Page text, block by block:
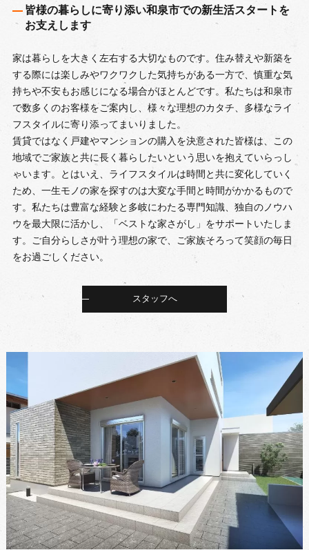
皆様の暮らしに寄り添い和泉市での新生活スタートを
お支えします
家は暮らしを大きく左右する大切なものです。住み替えや新築を
する際には楽しみやワクワクした気持ちがある一方で、慎重な気
持ちや不安もお感じになる場合がほとんどです。私たちは和泉市
で数多くのお客様をご案内し、様々な理想のカタチ、多様なライ
フスタイルに寄り添ってまいりました。
賃貸ではなく戸建やマンションの購入を決意された皆様は、この
地域でご家族と共に長く暮らしたいという思いを抱えていらっし
ゃいます。とはいえ、ライフスタイルは時間と共に変化していく
ため、一生モノの家を探すのは大変な手間と時間がかかるもので
す。私たちは豊富な経験と多岐にわたる専門知識、独自のノウハ
ウを最大限に活かし、「ベストな家さがし」をサポートいたしま
す。ご自分らしさが叶う理想の家で、ご家族そろって笑顔の毎日
をお過ごしください。
スタッフへ